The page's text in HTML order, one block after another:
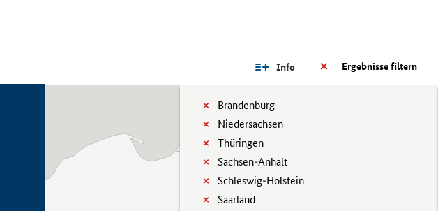
Ergebnisse filtern
Info
Brandenburg
Niedersachsen
Thüringen
Sachsen-Anhalt
Schleswig-Holstein
Saarland